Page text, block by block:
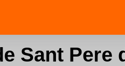
Sant Pere